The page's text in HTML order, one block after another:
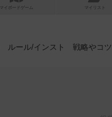
マイボードゲーム マイリスト
ルール/インスト 戦略やコツ